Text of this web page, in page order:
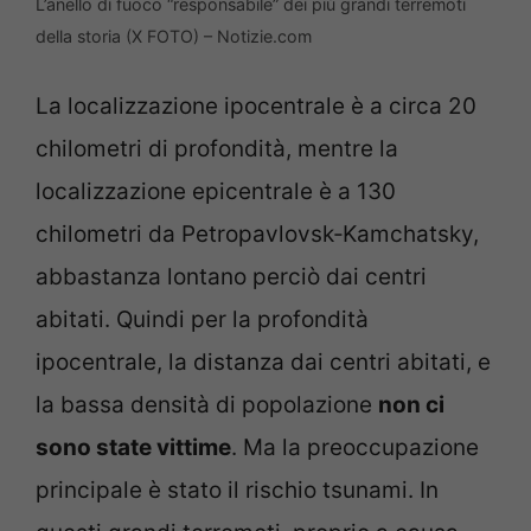
della storia (X FOTO) – Notizie.com
La localizzazione ipocentrale è a circa 20
chilometri di profondità, mentre la
localizzazione epicentrale è a 130
chilometri da Petropavlovsk‑Kamchatsky,
abbastanza lontano perciò dai centri
abitati. Quindi per la profondità
ipocentrale, la distanza dai centri abitati, e
la bassa densità di popolazione non ci
sono state vittime. Ma la preoccupazione
principale è stato il rischio tsunami. In